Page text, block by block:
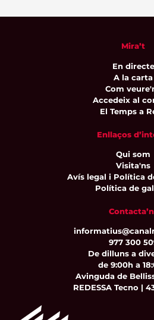
Mira’t
En directe
A la carta
Com
Accedeix al
El Temps a
Enllaços
Qui som
Visita'ns
Avís legal i Política
Política de
977 300
De dilluns a
de 9:00h a
Avinguda de
REDESSA Tecno |